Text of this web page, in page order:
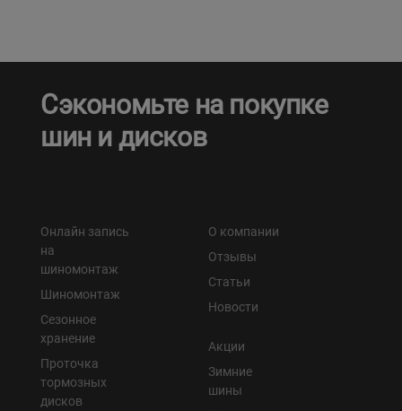
Сэкономьте на покупке
шин и дисков
Онлайн запись
на
шиномонтаж
Шиномонтаж
Сезонное
хранение
Проточка
тормозных
дисков
О компании
Отзывы
Статьи
Новости
Акции
Зимние
шины